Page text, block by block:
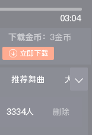
03:04
下载金币： 3金币
 立即下载
推荐舞曲 大家在

3334人 删除